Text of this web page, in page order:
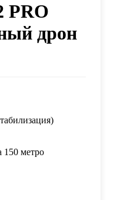
PRO
дрон
150 метро